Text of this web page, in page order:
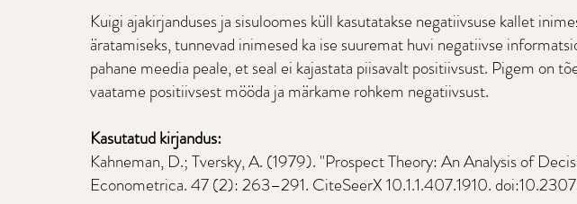
Kuigi ajakirjanduses ja sisuloomes küll kasutatakse negatiivsuse kallet
äratamiseks, tunnevad inimesed ka ise suuremat huvi negatiivse
pahane meedia peale, et seal ei kajastata piisavalt positiivsust. Pigem on
vaatame positiivsest mööda ja märkame rohkem negatiivsust.
Kasutatud kirjandus:
Kahneman, D.; Tversky, A. (1979). "Prospect Theory: An Analysis of
Econometrica. 47 (2): 263–291. CiteSeerX 10.1.1.407.1910.